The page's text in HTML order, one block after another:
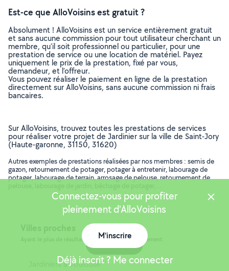
Est-ce que AlloVoisins est gratuit ?
Absolument ! AlloVoisins est un service entièrement gratuit
et sans aucune commission pour tout utilisateur cherchant un
membre, qu’il soit professionnel ou particulier, pour une
prestation de service ou une location de matériel. Payez
uniquement le prix de la prestation, fixé par vous,
demandeur, et l’offreur.
Vous pouvez réaliser le paiement en ligne de la prestation
directement sur AlloVoisins, sans aucune commission ni frais
bancaires.
Sur AlloVoisins, trouvez toutes les prestations de services
pour réaliser votre projet de Jardinier sur la ville de Saint-Jory
(Haute-garonne, 31150, 31620)
Autres exemples de prestations réalisées par nos membres : semis de
gazon, retournement de potager, potager à entretenir, labourage de
potager, labourage de terrain, arrosage de pelouse, retournement de
Ayant le plus de résultats, dans le même département
Jardiniers à Toulouse
Connectez-vous pour profiter
pleinement d'AlloVoisins
M'inscrire
Déjà inscrit ? Me connecter